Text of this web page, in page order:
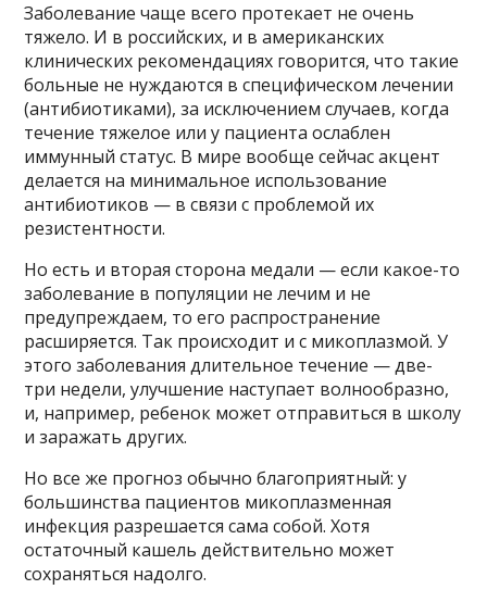
Заболевание чаще всего протекает не очень
тяжело. И в российских, и в американских
клинических рекомендациях говорится, что такие
больные не нуждаются в специфическом лечении
(антибиотиками), за исключением случаев, когда
течение тяжелое или у пациента ослаблен
иммунный статус. В мире вообще сейчас акцент
делается на минимальное использование
антибиотиков — в связи с проблемой их
резистентности.
Но есть и вторая сторона медали — если какое-то
заболевание в популяции не лечим и не
предупреждаем, то его распространение
расширяется. Так происходит и с микоплазмой. У
этого заболевания длительное течение — две-
три недели, улучшение наступает волнообразно,
и, например, ребенок может отправиться в школу
и заражать других.
Но все же прогноз обычно благоприятный: у
большинства пациентов микоплазменная
инфекция разрешается сама собой. Хотя
остаточный кашель действительно может
сохраняться надолго.